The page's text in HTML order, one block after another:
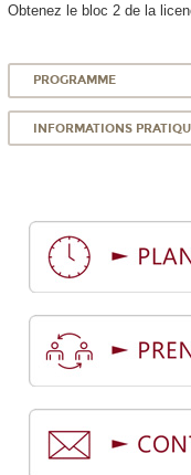
Obtenez le bloc 2 de la
PROGRAMME
INFORMATIONS